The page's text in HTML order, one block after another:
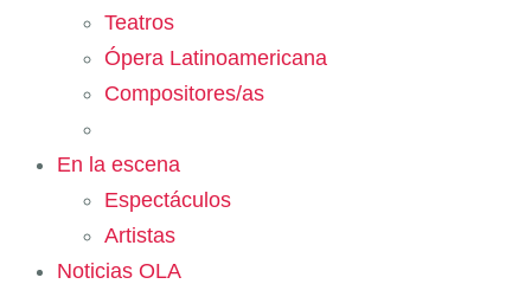
Teatros
Ópera Latinoamericana
Compositores/as
En la escena
Espectáculos
Artistas
Noticias OLA